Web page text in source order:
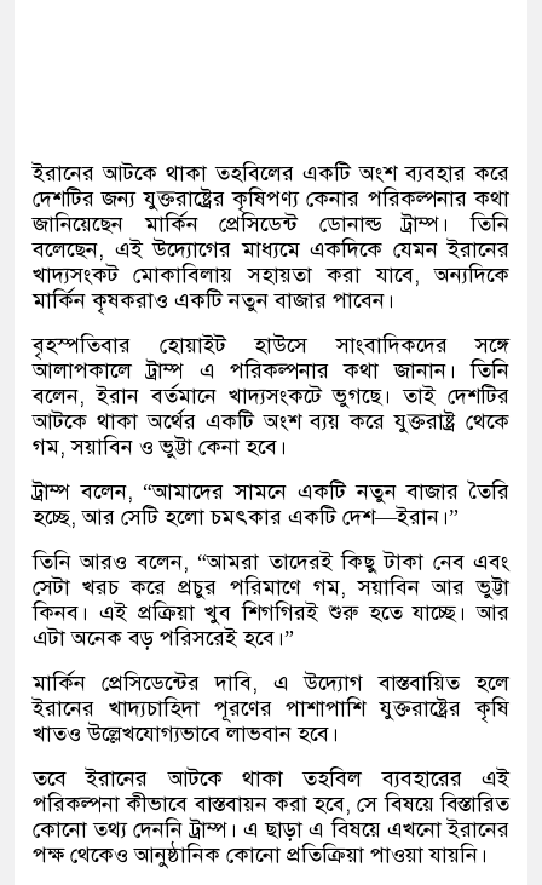
ইরানের আটকে থাকা তহবিলের একটি অংশ ব্যবহার করে
দেশটির জন্য যুক্তরাষ্ট্রের কৃষিপণ্য কেনার পরিকল্পনার কথা
জানিয়েছেন মার্কিন প্রেসিডেন্ট ডোনাল্ড ট্রাম্প। তিনি
বলেছেন, এই উদ্যোগের মাধ্যমে একদিকে যেমন ইরানের
খাদ্যসংকট মোকাবিলায় সহায়তা করা যাবে, অন্যদিকে
মার্কিন কৃষকরাও একটি নতুন বাজার পাবেন।
বৃহস্পতিবার হোয়াইট হাউসে সাংবাদিকদের সঙ্গে
আলাপকালে ট্রাম্প এ পরিকল্পনার কথা জানান। তিনি
বলেন, ইরান বর্তমানে খাদ্যসংকটে ভুগছে। তাই দেশটির
আটকে থাকা অর্থের একটি অংশ ব্যয় করে যুক্তরাষ্ট্র থেকে
গম, সয়াবিন ও ভুট্টা কেনা হবে।
ট্রাম্প বলেন, “আমাদের সামনে একটি নতুন বাজার তৈরি
হচ্ছে, আর সেটি হলো চমৎকার একটি দেশ—ইরান।”
তিনি আরও বলেন, “আমরা তাদেরই কিছু টাকা নেব এবং
সেটা খরচ করে প্রচুর পরিমাণে গম, সয়াবিন আর ভুট্টা
কিনব। এই প্রক্রিয়া খুব শিগগিরই শুরু হতে যাচ্ছে। আর
এটা অনেক বড় পরিসরেই হবে।”
মার্কিন প্রেসিডেন্টের দাবি, এ উদ্যোগ বাস্তবায়িত হলে
ইরানের খাদ্যচাহিদা পূরণের পাশাপাশি যুক্তরাষ্ট্রের কৃষি
খাতও উল্লেখযোগ্যভাবে লাভবান হবে।
তবে ইরানের আটকে থাকা তহবিল ব্যবহারের এই
পরিকল্পনা কীভাবে বাস্তবায়ন করা হবে, সে বিষয়ে বিস্তারিত
কোনো তথ্য দেননি ট্রাম্প। এ ছাড়া এ বিষয়ে এখনো ইরানের
পক্ষ থেকেও আনুষ্ঠানিক কোনো প্রতিক্রিয়া পাওয়া যায়নি।